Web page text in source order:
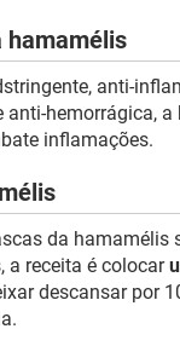
hamamélis
anti-
anti-hemorrágica,
inflamações.
da hamamélis
a receita é colocar
descansar por